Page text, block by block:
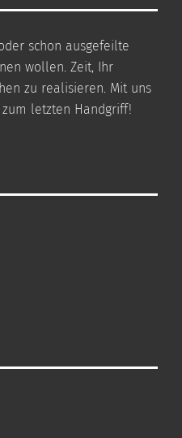
schon ausgefeilte
wollen. Zeit, Ihr
zu realisieren. Mit uns
letzten Handgriff!